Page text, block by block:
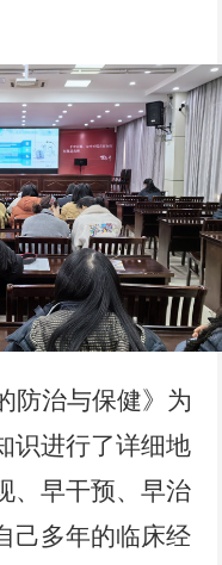
防治与保健》为
识进行了详细地
、早干预、早治
己多年的临床经